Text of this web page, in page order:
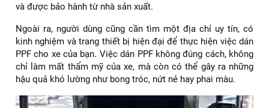
và được bảo hành từ nhà sản xuất.
Ngoài ra, người dùng cũng cần tìm một địa chỉ uy tín, có
kinh nghiệm và trang thiết bị hiện đại để thực hiện việc dán
PPF cho xe của bạn. Việc dán PPF không đúng cách, không
chỉ làm mất thẩm mỹ của xe, mà còn có thể gây ra những
hậu quả khó lường như bong tróc, nứt nẻ hay phai màu.